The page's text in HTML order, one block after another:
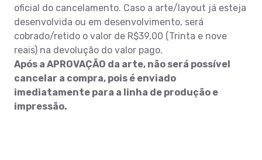
oficial do cancelamento. Caso a arte/layout já esteja
desenvolvida ou em desenvolvimento, será
cobrado/retido o valor de R$39,00 (Trinta e nove
reais) na devolução do valor pago.
Após a APROVAÇÃO da arte, não será possível
cancelar a compra, pois é enviado
imediatamente para a linha de produção e
impressão.